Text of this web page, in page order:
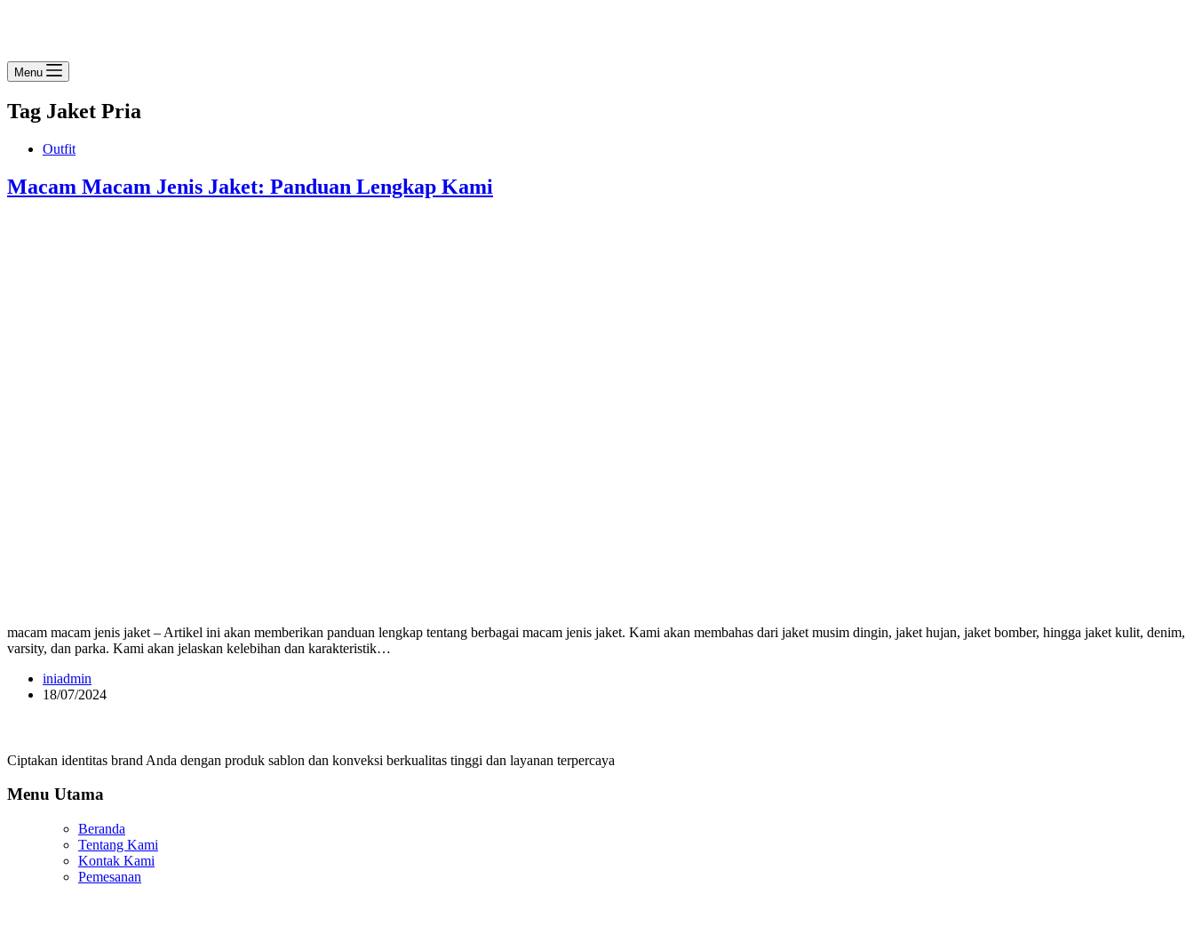
Menu
Tag Jaket Pria
Outfit
Macam Macam Jenis Jaket: Panduan Lengkap Kami
macam macam jenis jaket – Artikel ini akan memberikan panduan lengkap tentang berbagai macam jenis jaket. Kami akan membahas dari jaket musim dingin, jaket hujan, jaket bomber, hingga jaket kulit, denim,
varsity, dan parka. Kami akan jelaskan kelebihan dan karakteristik…
iniadmin
18/07/2024
Ciptakan identitas brand Anda dengan produk sablon dan konveksi berkualitas tinggi dan layanan terpercaya
Menu Utama
Beranda
Tentang Kami
Kontak Kami
Pemesanan